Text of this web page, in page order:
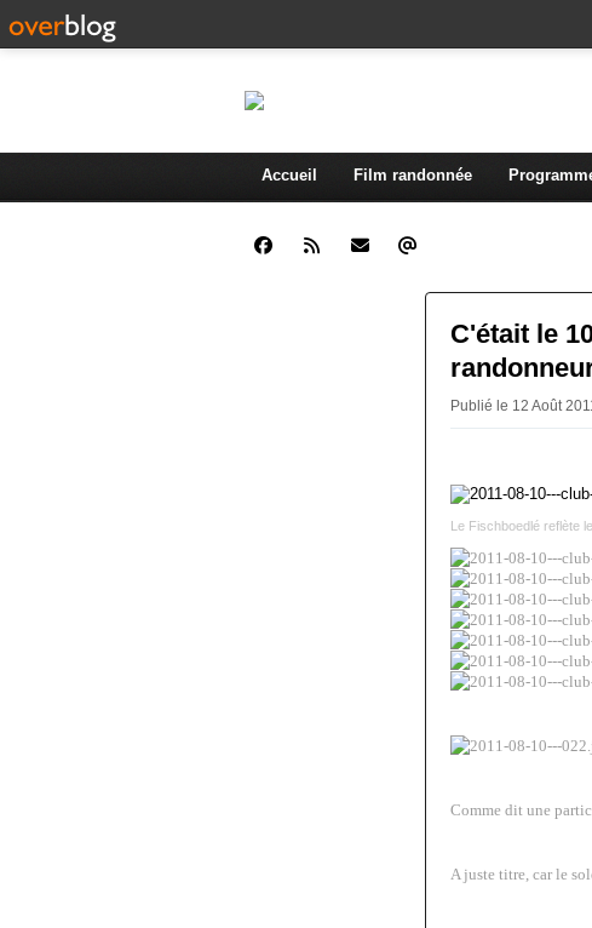
Accueil Film randonnée
C'était le
Publié le 12 Août
Le Fischboedlé reflète
Comme dit une
A juste titre, car le